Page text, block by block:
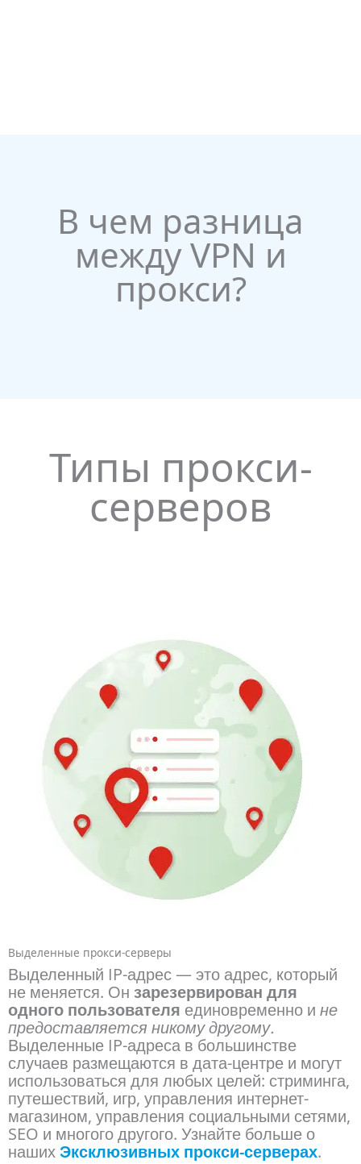
В чем разница
между VPN и
прокси?
Типы прокси-
серверов
Выделенные прокси-серверы
Выделенный IP-адрес — это адрес, который
не меняется. Он зарезервирован для
одного пользователя единовременно и не
предоставляется никому другому.
Выделенные IP-адреса в большинстве
случаев размещаются в дата-центре и могут
использоваться для любых целей: стриминга,
путешествий, игр, управления интернет-
магазином, управления социальными сетями,
SEO и многого другого. Узнайте больше о
нашихЭксклюзивных прокси-серверах.